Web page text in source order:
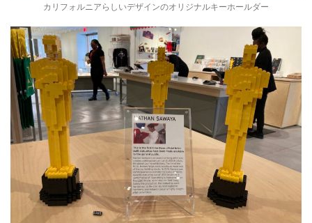
カリフォルニアらしいデザインのオリジナルキーホールダー